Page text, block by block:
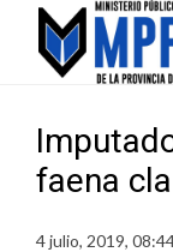
faena
4 julio, 2019,